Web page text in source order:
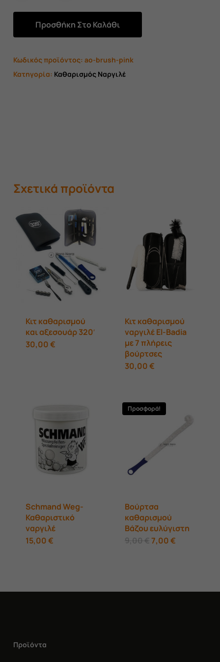
Προσθήκη Στο Καλάθι
Κωδικός προϊόντος: ao-brush-pink
Κατηγορία: Καθαρισμός Ναργιλέ
Σχετικά προϊόντα
Κιτ καθαρισμού
και αξεσουάρ 320′
30,00€
Κιτ καθαρισμού
ναργιλέ El‑Badia
με 7 πλήρεις
βούρτσες
30,00€
Schmand Weg-
Καθαριστικό
ναργιλέ
15,00€
Προσφορά!
Βούρτσα
καθαρισμού
Βάζου ευλύγιστη
9,00€ Original
price
7,00€Η
Προϊόντα